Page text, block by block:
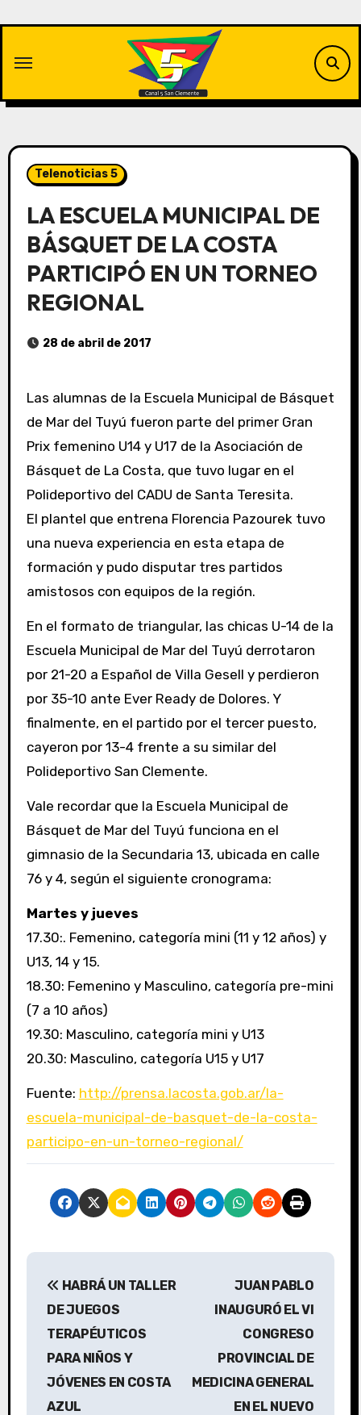
contenido
Telenoticias 5
LA ESCUELA MUNICIPAL DE
BÁSQUET DE LA COSTA
PARTICIPÓ EN UN TORNEO
REGIONAL
28 de abril de 2017
Las alumnas de la Escuela Municipal de Básquet
de Mar del Tuyú fueron parte del primer Gran
Prix femenino U14 y U17 de la Asociación de
Básquet de La Costa, que tuvo lugar en el
Polideportivo del CADU de Santa Teresita.
El plantel que entrena Florencia Pazourek tuvo
una nueva experiencia en esta etapa de
formación y pudo disputar tres partidos
amistosos con equipos de la región.
En el formato de triangular, las chicas U-14 de la
Escuela Municipal de Mar del Tuyú derrotaron
por 21-20 a Español de Villa Gesell y perdieron
por 35-10 ante Ever Ready de Dolores. Y
finalmente, en el partido por el tercer puesto,
cayeron por 13-4 frente a su similar del
Polideportivo San Clemente.
Vale recordar que la Escuela Municipal de
Básquet de Mar del Tuyú funciona en el
gimnasio de la Secundaria 13, ubicada en calle
76 y 4, según el siguiente cronograma:
Martes y jueves
17.30:. Femenino, categoría mini (11 y 12 años) y
U13, 14 y 15.
18.30: Femenino y Masculino, categoría pre-mini
(7 a 10 años)
19.30: Masculino, categoría mini y U13
20.30: Masculino, categoría U15 y U17
Fuente: http://prensa.lacosta.gob.ar/la-
escuela-municipal-de-basquet-de-la-costa-
participo-en-un-torneo-regional/
N
HABRÁ UN TALLER
DE JUEGOS
TERAPÉUTICOS
PARA NIÑOS Y
JÓVENES EN COSTA
AZUL
JUAN PABLO
INAUGURÓ EL VI
CONGRESO
PROVINCIAL DE
MEDICINA GENERAL
EN EL NUEVO